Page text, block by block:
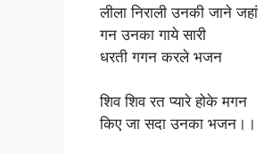
लीला निराली उनकी जाने जहां
गन उनका गाये सारी
धरती गगन करले भजन
शिव शिव रत प्यारे होके मगन
किए जा सदा उनका भजन।।